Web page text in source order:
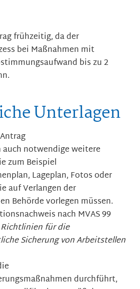
frühzeitig, da der
bei Maßnahmen mit
bis zu 2
Unterlagen
auch notwendige weitere
zum Beispiel
Lageplan, Fotos oder
auf Verlangen der
Behörde vorlegen müssen.
nach MVAS 99
Richtlinien für die
Sicherung von Arbeitstellen
durchführt,